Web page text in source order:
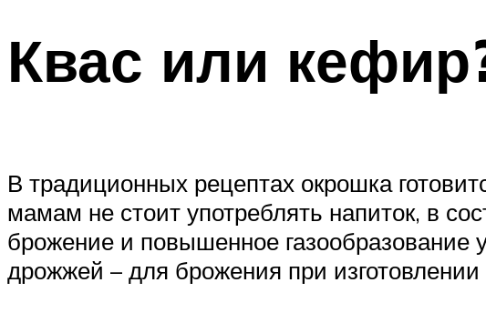
Квас или
В традиционных рецептах окрошка
мамам не стоит употреблять напиток, в
брожение и повышенное
дрожжей – для брожения при